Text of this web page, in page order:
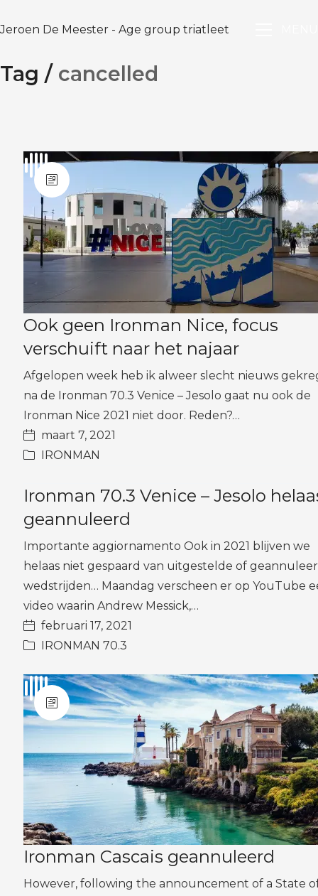
Jeroen De Meester - Age group triatleet
Tag / cancelled
Ook geen Ironman Nice, focus
verschuift naar het najaar
Afgelopen week heb ik alweer slecht nieuws
na de Ironman 70.3 Venice – Jesolo gaat nu ook de
Ironman Nice 2021 niet door. Reden?…
maart 7, 2021
IRONMAN
Ironman 70.3 Venice – Jesolo
geannuleerd
Importante aggiornamento Ook in 2021 blijven we
helaas niet gespaard van uitgestelde of
wedstrijden… Maandag verscheen er op YouTube
video waarin Andrew Messick,…
februari 17, 2021
IRONMAN 70.3
Ironman Cascais geannuleerd
However, following the announcement of a State